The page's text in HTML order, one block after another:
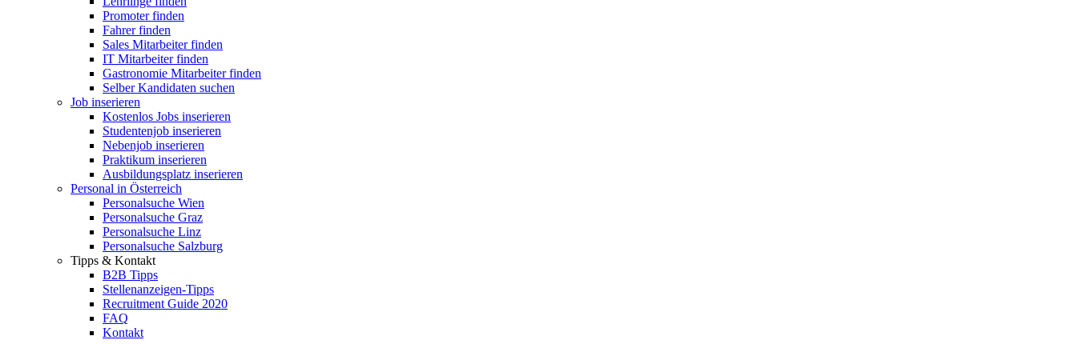
Promoter finden
Fahrer finden
Sales Mitarbeiter finden
IT Mitarbeiter finden
Gastronomie Mitarbeiter finden
Selber Kandidaten suchen
Job inserieren
Kostenlos Jobs inserieren
Studentenjob inserieren
Nebenjob inserieren
Praktikum inserieren
Ausbildungsplatz inserieren
Personal in Österreich
Personalsuche Wien
Personalsuche Graz
Personalsuche Linz
Personalsuche Salzburg
Tipps & Kontakt
B2B Tipps
Stellenanzeigen-Tipps
Recruitment Guide 2020
FAQ
Kontakt